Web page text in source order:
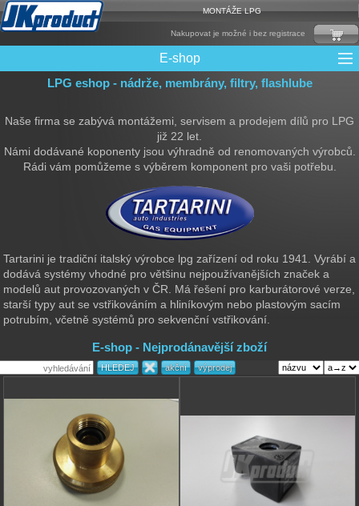
MONTÁŽE LPG
Nakupovat je možné i bez registrace
E-shop
CNG Nádrže
Elektronika + Emulátory
Filtry + Membrány
LPG Nádrže
Mixy + protizášlehové klapky
Multiventily + příslušenství
Ochrana Motoru
Přepínače
Rámy nádrží
Redukce plnění
Reduktory
Řídící jednotky + Testry
Sady + vstřikovače
Spojovací Materiál
Spotřební materiál
Trubky a Hadice
Ventily
LPG eshop - nádrže, membrány, filtry, flashlube
Naše firma se zabývá montážemi, servisem a prodejem dílů pro LPG
již 22 let.
Námi dodávané koponenty jsou výhradně od renomovaných výrobců.
Rádi vám pomůžeme s výběrem komponent pro vaši potřebu.
Tartarini je tradiční italský výrobce lpg zařízení od roku 1941. Vyrábí a
dodává systémy vhodné pro většinu nejpoužívanějších značek a
modelů aut provozovaných v ČR. Má řešení pro karburátorové verze,
starší typy aut se vstřikováním a hliníkovým nebo plastovým sacím
potrubím, včetně systémů pro sekvenční vstřikování.
E-shop - Nejprodánavější zboží